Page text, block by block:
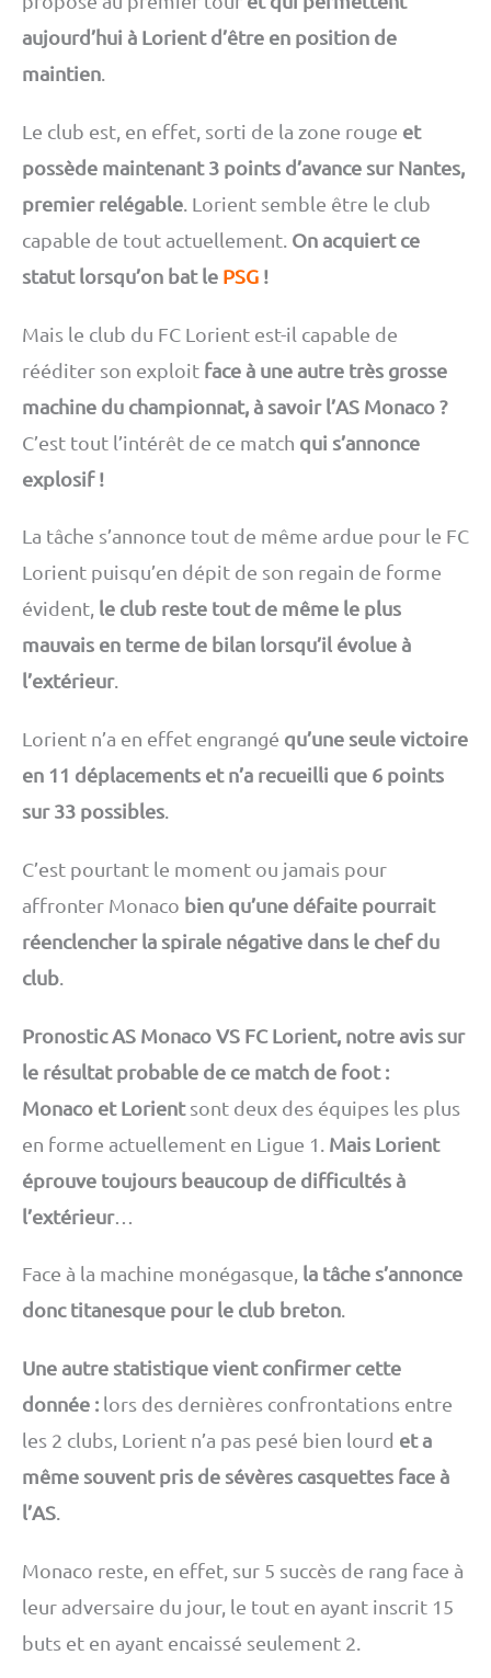
aujourd’hui à Lorient d’être en position de
maintien
Le club est, en effet, sorti de la zone rouge et
possède maintenant 3 points d’avance sur Nantes,
premier relégable . Lorient semble être le club
capable de tout actuellement. On acquiert ce
statut lorsqu’on bat le PSG !
Mais le club du FC Lorient est-il capable de
rééditer son exploit face à une autre très grosse
machine du championnat, à savoir l’AS Monaco ?
C’est tout l’intérêt de ce match qui s’annonce
explosif !
La tâche s’annonce tout de même ardue pour le FC
Lorient puisqu’en dépit de son regain de forme
évident, le club reste tout de même le plus
mauvais en terme de bilan lorsqu’il évolue à
l’extérieur.
Lorient n’a en effet engrangé qu’une seule victoire
en 11 déplacements et n’a recueilli que 6 points
sur 33 possibles
C’est pourtant le moment ou jamais pour
affronter Monaco bien qu’une défaite pourrait
réenclencher la spirale négative dans le chef du
club
Pronostic AS Monaco VS FC Lorient, notre avis sur
le résultat probable de ce match de foot :
Monaco et Lorientsont deux des équipes les plus
en forme actuellement en Ligue 1. Mais Lorient
éprouve toujours beaucoup de difficultés à
l’extérieur…
Face à la machine monégasque, la tâche s’annonce
donc titanesque pour le club breton.
Une autre statistique vient confirmer cette
donnée : lors des dernières confrontations entre
les 2 clubs, Lorient n’a pas pesé bien lourd et a
même souvent pris de sévères casquettes face à
l’AS.
Monaco reste, en effet, sur 5 succès de rang face à
leur adversaire du jour, le tout en ayant inscrit 15
buts et en ayant encaissé seulement 2.